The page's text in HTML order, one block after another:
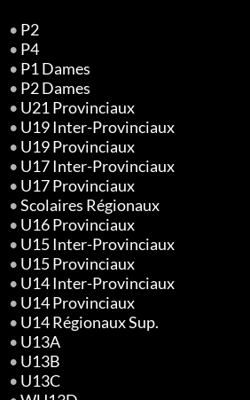
• P2
• P4
• P1 Dames
• P2 Dames
• U21 Provinciaux
• U19 Inter-Provinciaux
• U19 Provinciaux
• U17 Inter-Provinciaux
• U17 Provinciaux
•Scolaires Régionaux
• U16 Provinciaux
• U15 Inter-Provinciaux
• U15 Provinciaux
• U14 Inter-Provinciaux
• U14 Provinciaux
• U14 Régionaux Sup.
• U13A
• U13B
• U13C